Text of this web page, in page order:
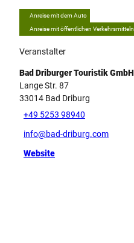
Anreise mit dem Auto
Anreise mit öffentlichen Verkehrsmitteln
Veranstalter
Bad Driburger Touristik GmbH
Lange Str. 87
33014 Bad Driburg
+49 5253 98940
info@bad-driburg.com
Website